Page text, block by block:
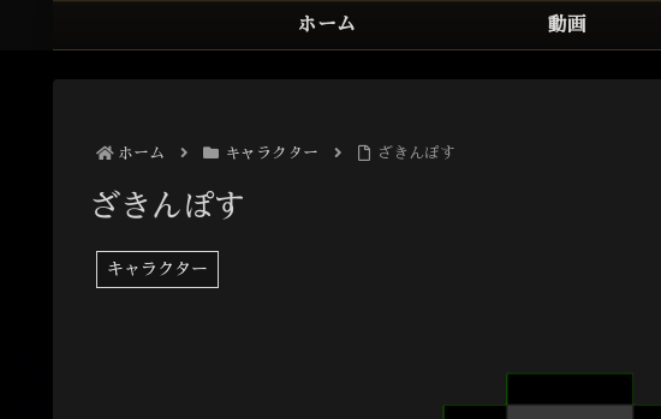
ホーム 動画
ホーム キャラクター ざきんぽす
ざきんぽす
キャラクター